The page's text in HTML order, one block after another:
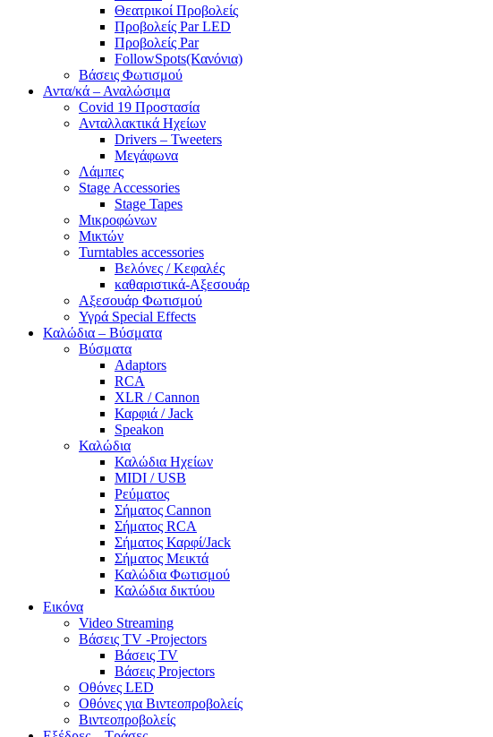
Θεατρικοί Προβολείς
Προβολείς Par LED
Προβολείς Par
FollowSpots(Κανόνια)
Βάσεις Φωτισμού
Αντα/κά – Αναλώσιμα
Covid 19 Προστασία
Ανταλλακτικά Ηχείων
Drivers – Tweeters
Μεγάφωνα
Λάμπες
Stage Accessories
Stage Tapes
Μικροφώνων
Μικτών
Turntables accessories
Βελόνες / Κεφαλές
καθαριστικά-Αξεσουάρ
Αξεσουάρ Φωτισμού
Υγρά Special Effects
Καλώδια – Βύσματα
Βύσματα
Adaptors
RCA
XLR / Cannon
Καρφιά / Jack
Speakon
Καλώδια
Καλώδια Ηχείων
MIDI / USB
Ρεύματος
Σήματος Cannon
Σήματος RCA
Σήματος Καρφί/Jack
Σήματος Μεικτά
Καλώδια Φωτισμού
Καλώδια δικτύου
Εικόνα
Video Streaming
Βάσεις TV -Projectors
Βάσεις TV
Βάσεις Projectors
Οθόνες LED
Οθόνες για Βιντεοπροβολείς
Βιντεοπροβολείς